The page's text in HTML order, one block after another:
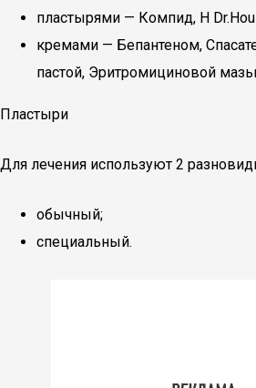
пластырями — Компид, H
кремами — Бепантеном,
пастой, Эритромициновой
Пластыри
Для лечения используют 2
обычный;
специальный.